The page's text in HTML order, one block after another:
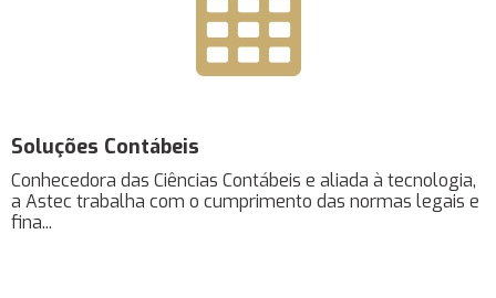
Soluções Contábeis
Conhecedora das Ciências Contábeis e aliada à tecnologia,
a Astec trabalha com o cumprimento das normas legais e
fina...